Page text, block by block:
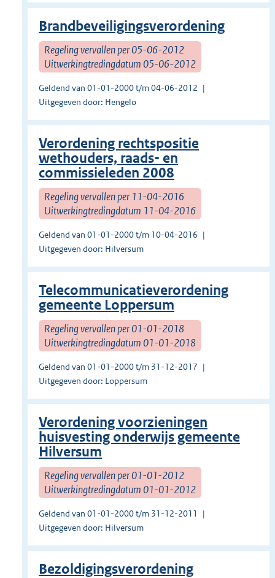
Brandbeveiligingsverordening
Regeling vervallen per 05-06-2012
Uitwerkingtredingdatum 05-06-2012
Geldend van 01-01-2000 t/m 04-06-2012
Uitgegeven door: Hengelo
Verordening rechtspositie
wethouders, raads- en
commissieleden 2008
Regeling vervallen per 11-04-2016
Uitwerkingtredingdatum 11-04-2016
Geldend van 01-01-2000 t/m 10-04-2016
Uitgegeven door: Hilversum
Telecommunicatieverordening
gemeente Loppersum
Regeling vervallen per 01-01-2018
Uitwerkingtredingdatum 01-01-2018
Geldend van 01-01-2000 t/m 31-12-2017
Uitgegeven door: Loppersum
Verordening voorzieningen
huisvesting onderwijs gemeente
Hilversum
Regeling vervallen per 01-01-2012
Uitwerkingtredingdatum 01-01-2012
Geldend van 01-01-2000 t/m 31-12-2011
Uitgegeven door: Hilversum
Bezoldigingsverordening